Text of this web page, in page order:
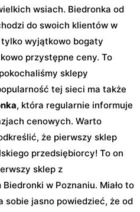
wsiach. Biedronka od
do swoich klientów w
wyjątkowo bogaty
przystępne ceny. To
sklepy
tej sieci ma także
, która regularnie informuje
cenowych. Warto
że pierwszy sklep
przedsiębiorcy! To on
sklep z
w Poznaniu. Miało to
sobie jasno powiedzieć, że od